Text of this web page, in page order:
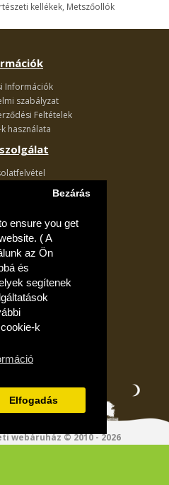
ensure you get
( A
az Ön
és
segítenek
k
Bezárás
Elfogadás
kellékek, Metszőollók
Információk
szabályzat
Feltételek
használata
ajánlatok
Fiók
webáruház © 2010 - 2026